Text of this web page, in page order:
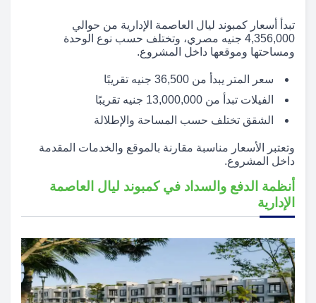
تبدأ أسعار كمبوند ليال العاصمة الإدارية من حوالي
4,356,000 جنيه مصري، وتختلف حسب نوع الوحدة
ومساحتها وموقعها داخل المشروع.
سعر المتر يبدأ من 36,500 جنيه تقريبًا
الفيلات تبدأ من 13,000,000 جنيه تقريبًا
الشقق تختلف حسب المساحة والإطلالة
وتعتبر الأسعار مناسبة مقارنة بالموقع والخدمات المقدمة
داخل المشروع.
أنظمة الدفع والسداد في كمبوند ليال العاصمة
الإدارية